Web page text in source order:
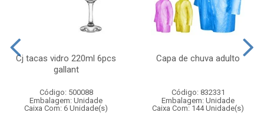
Cj tacas vidro 220ml 6pcs
gallant
Código: 500088
Embalagem: Unidade
Caixa Com: 6 Unidade(s)
Capa de chuva adulto
Código: 832331
Embalagem: Unidade
Caixa Com: 144 Unidade(s)